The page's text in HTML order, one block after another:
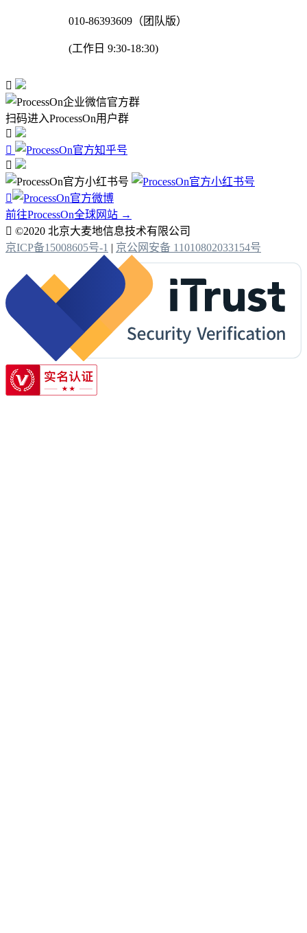
010-86393609（团队版）
(工作日 9:30-18:30)

扫码进入ProcessOn用户群




前往ProcessOn全球网站 →
 ©2020 北京大麦地信息技术有限公司
京ICP备15008605号-1 | 京公网安备 11010802033154号